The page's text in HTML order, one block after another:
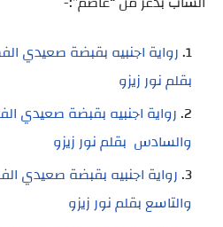
رواية اجنبيه بقبضة صعيدي
بقلم نور زيزو
رواية اجنبيه بقبضة صعيدي
والسادس بقلم نور زيزو
رواية اجنبيه بقبضة صعيدي
والتاسع بقلم نور زيزو